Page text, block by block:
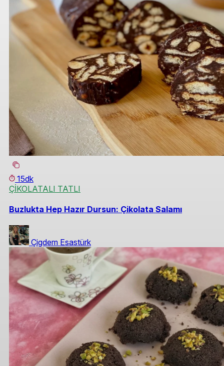
15dk
ÇİKOLATALI TATLI
Buzlukta Hep Hazır Dursun: Çikolata Salamı
Çigdem Esastürk